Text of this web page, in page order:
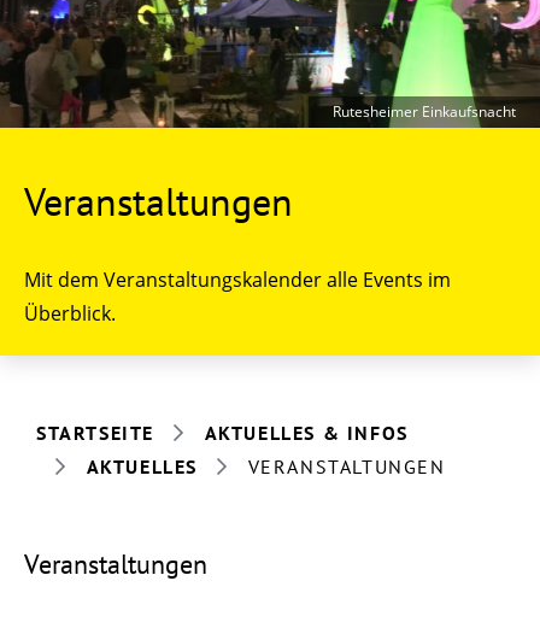
Veranstaltungen
Mit dem Veranstaltungskalender alle Events im
Überblick.
Rutesheimer Einkaufsnacht
STARTSEITE
AKTUELLES & INFOS
AKTUELLES
VERANSTALTUNGEN
Veranstaltungen